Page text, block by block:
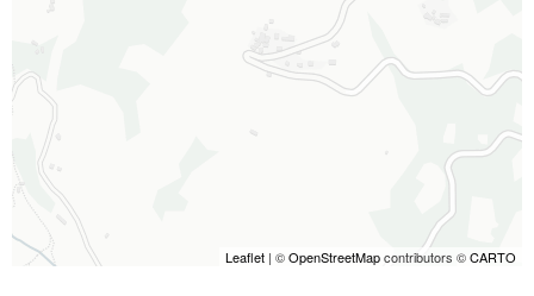
Leaflet | ©OpenStreetMapcontributors ©CARTO